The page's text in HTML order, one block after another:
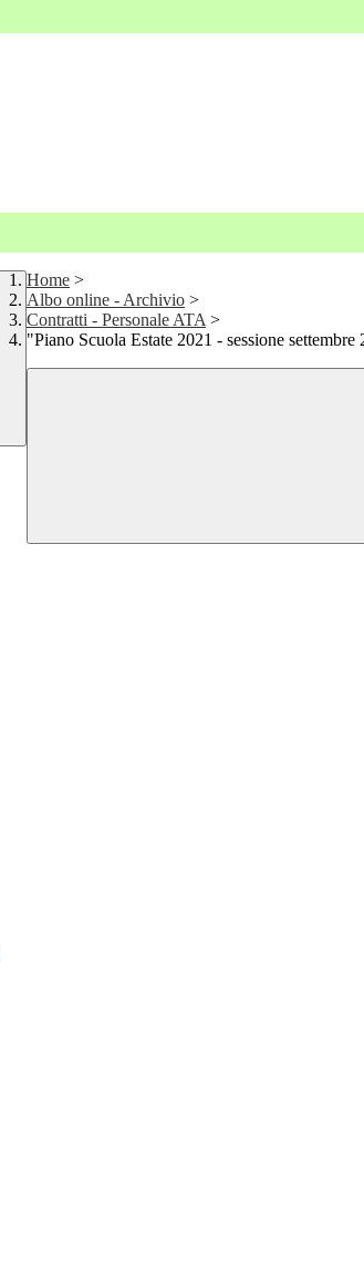
Home >
Albo online - Archivio >
Contratti - Personale ATA >
"Piano Scuola Estate 2021 - sessione